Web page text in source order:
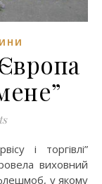
виховний
у якому